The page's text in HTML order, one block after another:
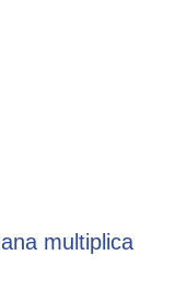
multiplica